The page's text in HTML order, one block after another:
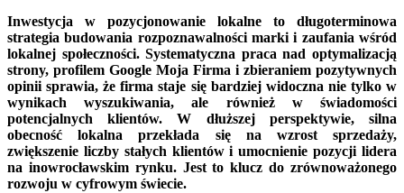
Inwestycja w pozycjonowanie lokalne to długoterminowa
strategia budowania rozpoznawalności marki i zaufania wśród
lokalnej społeczności. Systematyczna praca nad optymalizacją
strony, profilem Google Moja Firma i zbieraniem pozytywnych
opinii sprawia, że firma staje się bardziej widoczna nie tylko w
wynikach wyszukiwania, ale również w świadomości
potencjalnych klientów. W dłuższej perspektywie, silna
obecność lokalna przekłada się na wzrost sprzedaży,
zwiększenie liczby stałych klientów i umocnienie pozycji lidera
na inowrocławskim rynku. Jest to klucz do zrównoważonego
rozwoju w cyfrowym świecie.